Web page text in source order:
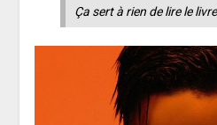
Ça sert à rien de lire le